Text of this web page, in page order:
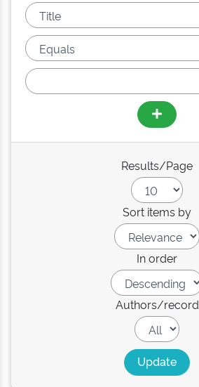
Results/Page
Sort items by
In order
Authors/record